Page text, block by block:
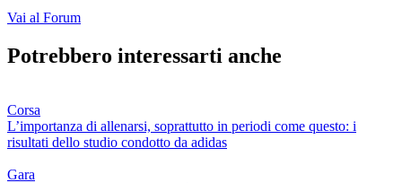
Vai al Forum
Potrebbero interessarti anche
Corsa
L’importanza di allenarsi, soprattutto in periodi come questo: i
risultati dello studio condotto da adidas
Gara